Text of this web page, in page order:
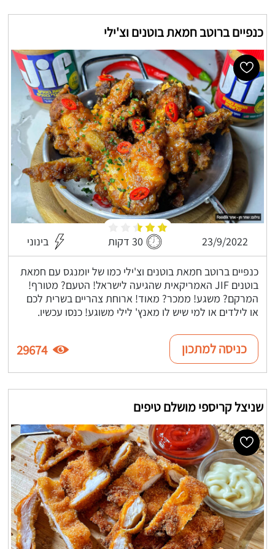
כנפיים ברוטב חמאת בוטנים וצ'ילי
23/9/2022 30 דקות בינוני
כנפיים ברוטב חמאת בוטנים וצ'ילי כמו של יומנגס עם חמאת
בוטנים JIF האמריקאית שהגיעה לישראל! הטעם? מטורף!
המרקם? משגע! ממכר? מאוד! ארוחת צהריים בשרית לכם
או לילדים או למי שיש לו מאנץ' לילי משוגע! כנסו עכשיו.
כניסה למתכון 29674
שניצל קריספי מושלם טיפים